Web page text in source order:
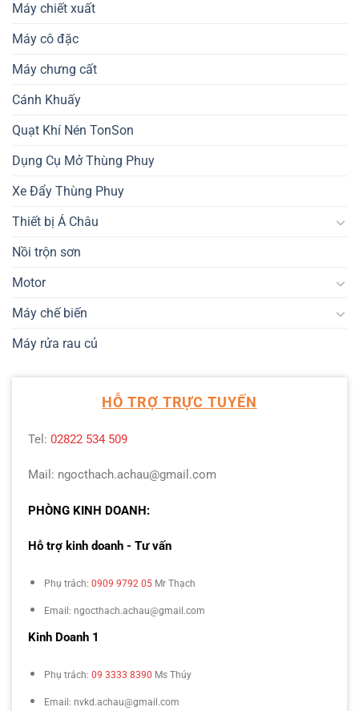
Máy chiết xuất
Máy cô đặc
Máy chưng cất
Cánh Khuấy
Quạt Khí Nén TonSon
Dụng Cụ Mở Thùng Phuy
Xe Đẩy Thùng Phuy
Thiết bị Á Châu
Nồi trộn sơn
Motor
Máy chế biến
Máy rửa rau củ
HỖ TRỢ TRỰC TUYẾN
Tel: 02822 534 509
Mail: ngocthach.achau@gmail.com
PHÒNG KINH DOANH:
Hỗ trợ kinh doanh - Tư vấn
Phụ trách: 0909 9792 05 Mr Thạch
Email: ngocthach.achau@gmail.com
Kinh Doanh 1
Phụ trách: 09 3333 8390 Ms Thúy
Email: nvkd.achau@gmail.com